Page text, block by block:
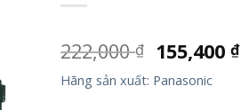
222,000₫ 155,400 ₫
Hãng sản xuất: Panasonic